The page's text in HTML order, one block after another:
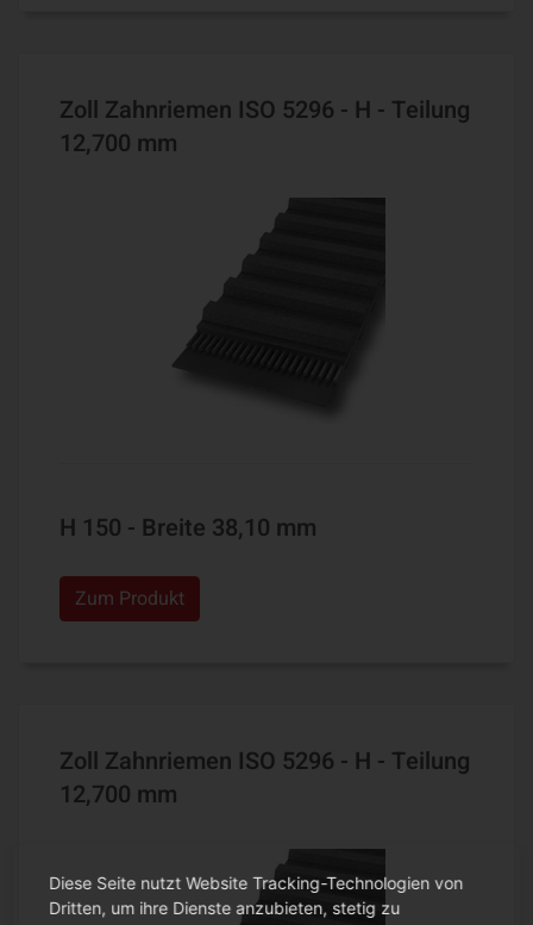
Zoll Zahnriemen ISO 5296 - H - Teilung
12,700 mm
H 150 - Breite 38,10 mm
Zum Produkt
Zoll Zahnriemen ISO 5296 - H - Teilung
12,700 mm
Diese Seite nutzt Website Tracking-Technologien von
Dritten, um ihre Dienste anzubieten, stetig zu